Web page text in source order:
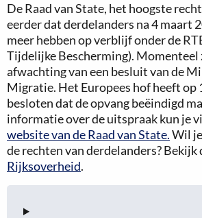
De Raad van State, het hoogste
eerder dat derdelanders na 4 maart
meer hebben op verblijf onder de
Tijdelijke Bescherming). Momenteel
afwachting van een besluit van de
Migratie. Het Europees hof heeft op
besloten dat de opvang beëindigd
informatie over de uitspraak kun je
website van de Raad van State.Wil
de rechten van derdelanders? Bekijk
Rijksoverheid.